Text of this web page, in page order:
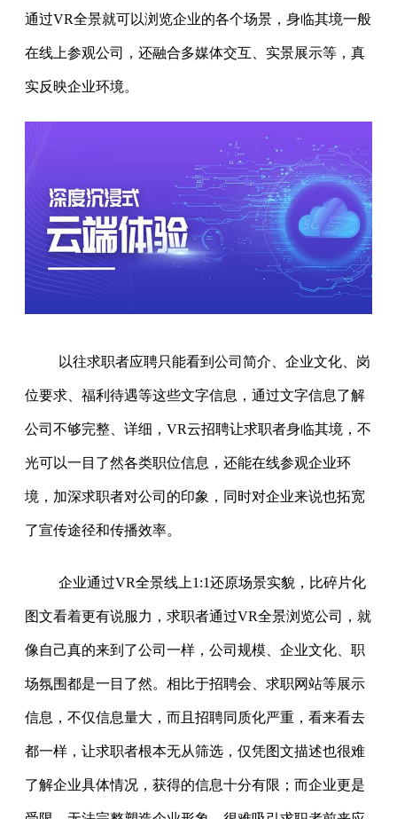
通过VR全景就可以浏览企业的各个场景，身临其境一般
在线上参观公司，还融合多媒体交互、实景展示等，真
实反映企业环境。
以往求职者应聘只能看到公司简介、企业文化、岗
位要求、福利待遇等这些文字信息，通过文字信息了解
公司不够完整、详细，VR云招聘让求职者身临其境，不
光可以一目了然各类职位信息，还能在线参观企业环
境，加深求职者对公司的印象，同时对企业来说也拓宽
了宣传途径和传播效率。
企业通过VR全景线上1:1还原场景实貌，比碎片化
图文看着更有说服力，求职者通过VR全景浏览公司，就
像自己真的来到了公司一样，公司规模、企业文化、职
场氛围都是一目了然。相比于招聘会、求职网站等展示
信息，不仅信息量大，而且招聘同质化严重，看来看去
都一样，让求职者根本无从筛选，仅凭图文描述也很难
了解企业具体情况，获得的信息十分有限；而企业更是